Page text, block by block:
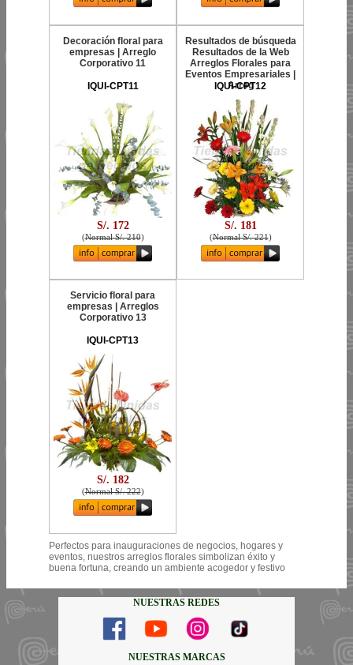
Decoración floral para
empresas | Arreglo
Corporativo 11
IQUI-CPT11
S/. 172
(Normal S/. 210)
Resultados de búsqueda
Resultados de la Web
Arreglos Florales para
Eventos Empresariales |
Arreg
IQUI-CPT12
S/. 181
(Normal S/. 221)
Servicio floral para
empresas | Arreglos
Corporativo 13
IQUI-CPT13
S/. 182
(Normal S/. 222)
Perfectos para inauguraciones de negocios, hogares y
eventos, nuestros arreglos florales simbolizan éxito y
buena fortuna, creando un ambiente acogedor y festivo
NUESTRAS REDES
NUESTRAS MARCAS